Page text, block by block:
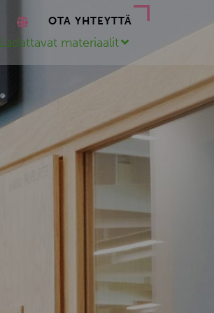
OTA YHTEYTTÄ
Ladattavat materiaalit